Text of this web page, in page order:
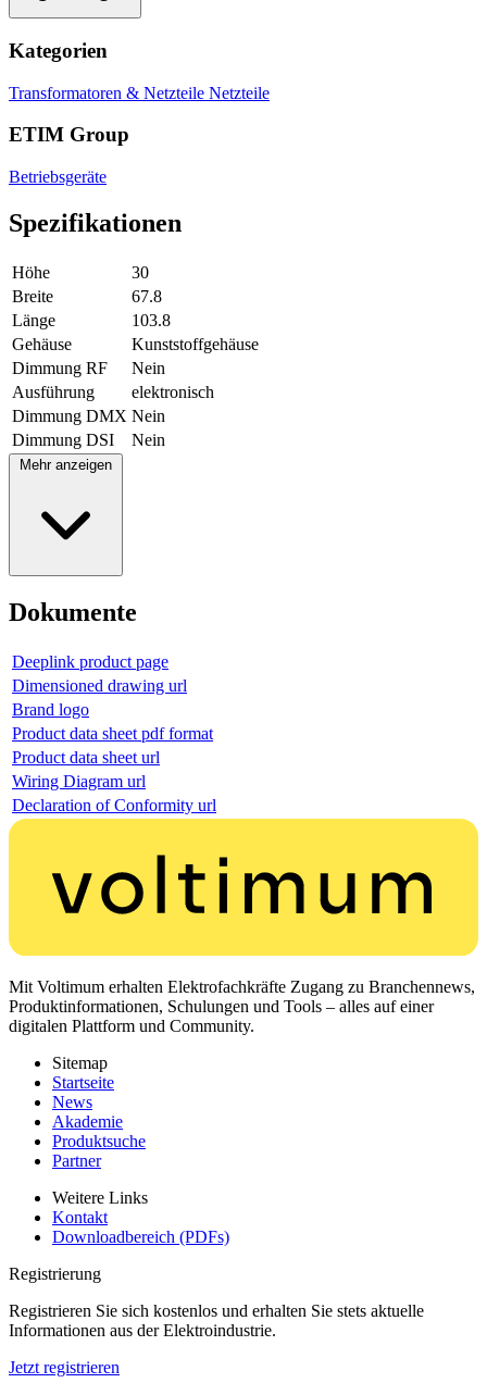
Kategorien
Transformatoren & Netzteile Netzteile
ETIM Group
Betriebsgeräte
Spezifikationen
Höhe
30
Breite
67.8
Länge
103.8
Gehäuse
Kunststoffgehäuse
Dimmung RF
Nein
Ausführung
elektronisch
Dimmung DMX Nein
Dimmung DSI
Nein
Mehr anzeigen
Dokumente
Deeplink product page
Dimensioned drawing url
Brand logo
Product data sheet pdf format
Product data sheet url
Wiring Diagram url
Declaration of Conformity url
Mit Voltimum erhalten Elektrofachkräfte Zugang zu Branchennews,
Produktinformationen, Schulungen und Tools – alles auf einer
digitalen Plattform und Community.
Sitemap
Startseite
News
Akademie
Produktsuche
Partner
Weitere Links
Kontakt
Downloadbereich (PDFs)
Registrierung
Registrieren Sie sich kostenlos und erhalten Sie stets aktuelle
Informationen aus der Elektroindustrie.
Jetzt registrieren